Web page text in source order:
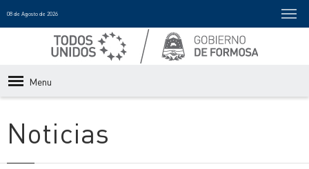
08 de Agosto de 2026
Menu
Noticias